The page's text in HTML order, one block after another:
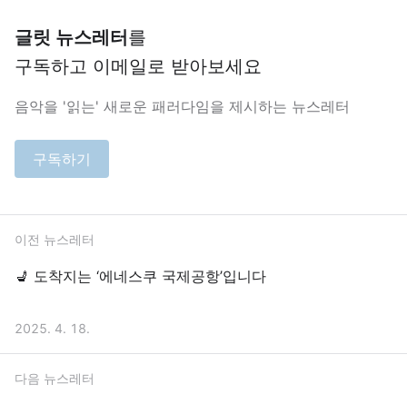
글릿 뉴스레터를
구독하고 이메일로 받아보세요
음악을 '읽는' 새로운 패러다임을 제시하는 뉴스레터
구독하기
이전 뉴스레터
💺 도착지는 ‘에네스쿠 국제공항’입니다
2025. 4. 18.
다음 뉴스레터